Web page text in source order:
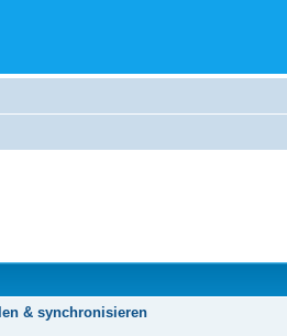
& synchronisieren